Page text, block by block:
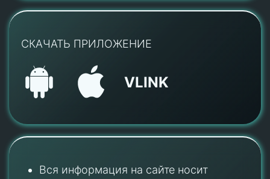
СКАЧАТЬ ПРИЛОЖЕНИЕ
VLINK
Вся информация на сайте носит